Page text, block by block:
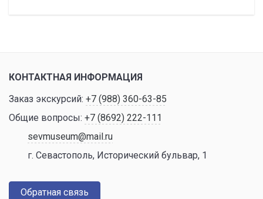
КОНТАКТНАЯ ИНФОРМАЦИЯ
Заказ экскурсий: +7 (988) 360-63-85
Общие вопросы: +7 (8692) 222-111
sevmuseum@mail.ru
г. Севастополь, Исторический бульвар, 1
Обратная связь